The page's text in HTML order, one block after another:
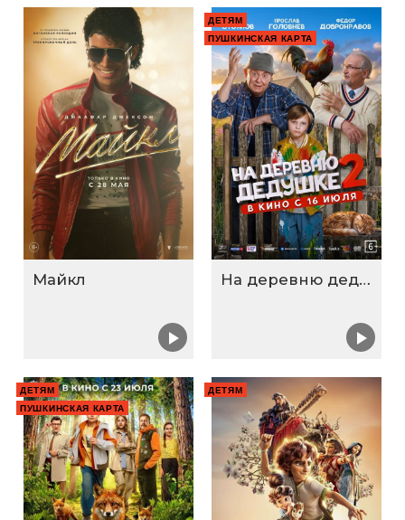
Майкл
ДЕТЯМ
ПУШКИНСКАЯ КАРТА
На деревню дедушке 2
ДЕТЯМ
ПУШКИНСКАЯ КАРТА
ДЕТЯМ